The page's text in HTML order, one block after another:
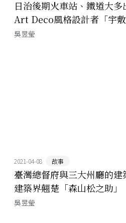
日治後期火車站、鐵道大
Art Deco風格設計者「宇敷
吳昱瑩
2021-04-08 故事
臺灣總督府與三大州廳的
建築界翹楚「森山松之助」
吳昱瑩